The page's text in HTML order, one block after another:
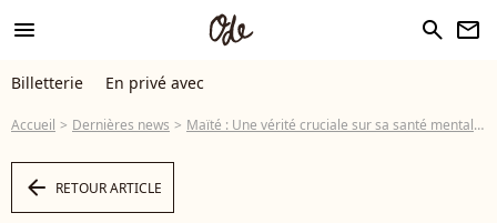
menu search newsletter
Billetterie En privé avec
Accueil Dernières news Maïté : Une vérité cruciale sur sa santé mentale rétablie par ses petites-filles Camille et Perrine
arrow_left RETOUR ARTICLE